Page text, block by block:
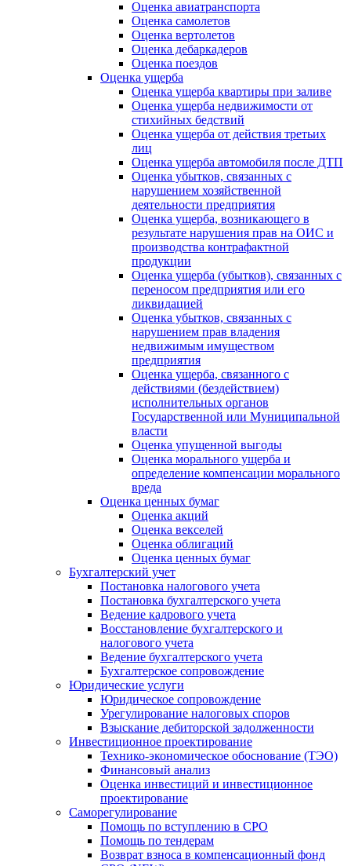
Оценка авиатранспорта
Оценка самолетов
Оценка вертолетов
Оценка дебаркадеров
Оценка поездов
Оценка ущерба
Оценка ущерба квартиры при заливе
Оценка ущерба недвижимости от
стихийных бедствий
Оценка ущерба от действия третьих
лиц
Оценка ущерба автомобиля после ДТП
Оценка убытков, связанных с
нарушением хозяйственной
деятельности предприятия
Оценка ущерба, возникающего в
результате нарушения прав на ОИС и
производства контрафактной
продукции
Оценка ущерба (убытков), связанных с
переносом предприятия или его
ликвидацией
Оценка убытков, связанных с
нарушением прав владения
недвижимым имуществом
предприятия
Оценка ущерба, связанного с
действиями (бездействием)
исполнительных органов
Государственной или Муниципальной
власти
Оценка упущенной выгоды
Оценка морального ущерба и
определение компенсации морального
вреда
Оценка ценных бумаг
Оценка акций
Оценка векселей
Оценка облигаций
Оценка ценных бумаг
Бухгалтерский учет
Постановка налогового учета
Постановка бухгалтерского учета
Ведение кадрового учета
Восстановление бухгалтерского и
налогового учета
Ведение бухгалтерского учета
Бухгалтерское сопровождение
Юридические услуги
Юридическое сопровождение
Урегулирование налоговых споров
Взыскание дебиторской задолженности
Инвестиционное проектирование
Технико-экономическое обоснование (ТЭО)
Финансовый анализ
Оценка инвестиций и инвестиционное
проектирование
Саморегулирование
Помощь по вступлению в СРО
Помощь по тендерам
Возврат взноса в компенсационный фонд